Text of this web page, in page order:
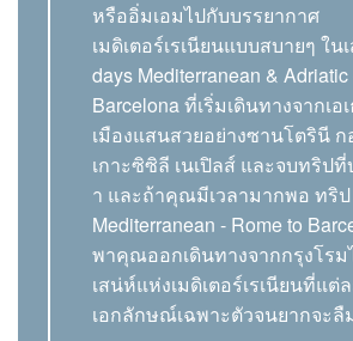
หรืออิ่มเอมไปกับบรรยากาศ
เมดิเตอร์เรเนียนแบบสบายๆ ใ
days Mediterranean & Adriatic
Barcelona ที่เริ่มเดินทางจากเอ
เมืองแสนสวยอย่างซานโตรินี ก
เกาะซิซิลี เนเปิลส์ และจบทริป
า และถ้าคุณมีเวลามากพอ ทริป
Mediterranean - Rome to
พาคุณออกเดินทางจากกรุงโร
เสน่ห์แห่งเมดิเตอร์เรเนียนที่แต่
เอกลักษณ์เฉพาะตัวจนยากจะลื